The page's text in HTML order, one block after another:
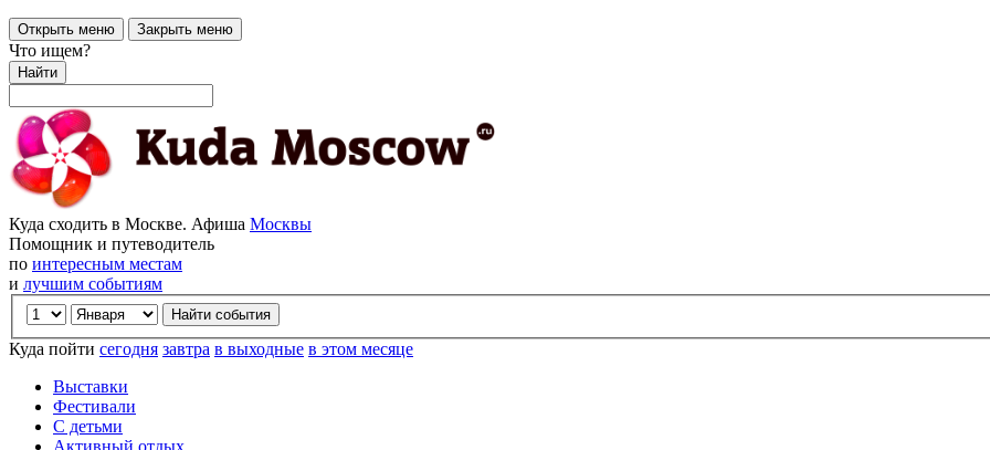
Открыть меню Закрыть меню
Что ищем?
Найти
Куда сходить в Москве. Афиша Москвы
Помощник и путеводитель
по интересным местам
и лучшим событиям
Куда пойти сегодня завтра в выходные в этом месяце
Выставки
Фестивали
С детьми
Активный отдых